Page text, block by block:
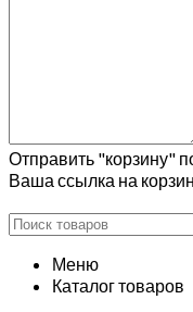
Отправить "корзину"
Ваша ссылка на
Меню
Каталог товаров